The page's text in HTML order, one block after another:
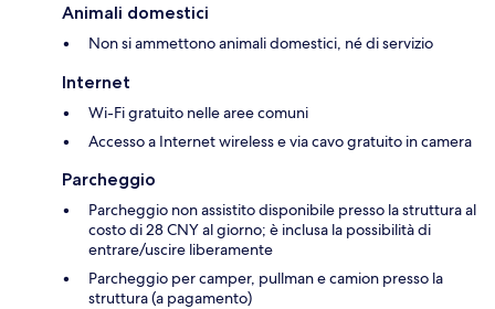
Animali domestici
Non si ammettono animali domestici, né di servizio
Internet
Wi-Fi gratuito nelle aree comuni
Accesso a Internet wireless e via cavo gratuito in camera
Parcheggio
Parcheggio non assistito disponibile presso la struttura al
costo di 28 CNY al giorno; è inclusa la possibilità di
entrare/uscire liberamente
Parcheggio per camper, pullman e camion presso la
struttura (a pagamento)